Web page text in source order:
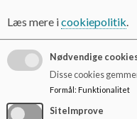
På
Læs mere icookiepolitik.
Nødvendige
Disse cookies
Formål: Funktionalitet
SiteImprove